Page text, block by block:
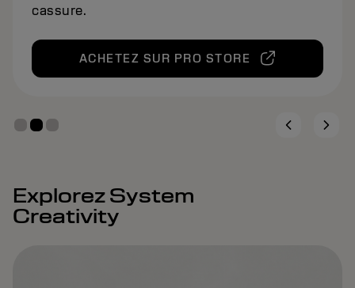
cassure.
ACHETEZ SUR PRO STORE
Explorez System
Creativity